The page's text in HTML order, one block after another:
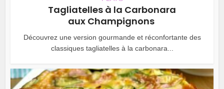
Tagliatelles à la Carbonara
aux Champignons
Découvrez une version gourmande et réconfortante des
classiques tagliatelles à la carbonara...